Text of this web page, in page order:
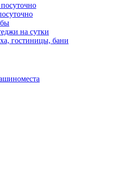
на сутки
гостиницы, бани